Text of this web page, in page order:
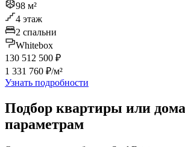
98 м²
4 этаж
2 спальни
Whitebox
130 512 500 ₽
1 331 760 ₽/м²
Узнать подробности
Подбор квартиры или
параметрам